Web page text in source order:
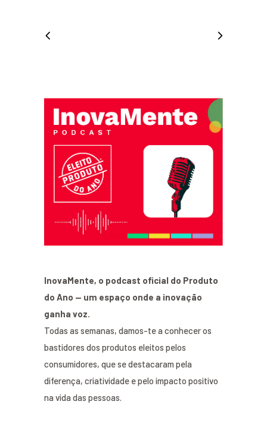
InovaMente, o podcast oficial do Produto
do Ano — um espaço onde a inovação
ganha voz.
Todas as semanas, damos-te a conhecer os
bastidores dos produtos eleitos pelos
consumidores, que se destacaram pela
diferença, criatividade e pelo impacto positivo
na vida das pessoas.